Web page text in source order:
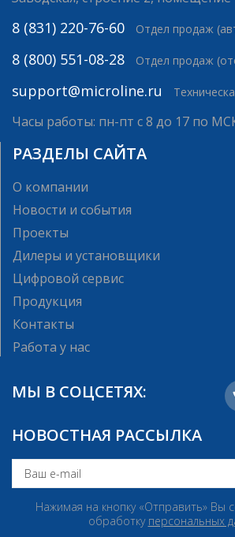
8 (831) 220-76-60 Отдел продаж
8 (800) 551-08-28 Отдел продаж
support@microline.ru
Часы работы: пн-пт с 8 до 17 по
РАЗДЕЛЫ САЙТА
О компании
Новости и события
Проекты
Дилеры и установщики
Цифровой сервис
Продукция
Контакты
Работа у нас
МЫ В СОЦСЕТЯХ:
НОВОСТНАЯ РАССЫЛКА
Нажимая на кнопку «Отправить» Вы
обработку персональных